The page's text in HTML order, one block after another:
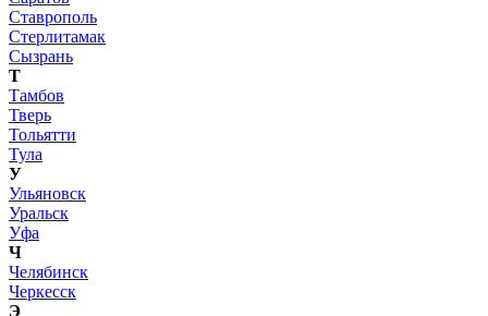
Ставрополь
Стерлитамак
Сызрань
Т
Тамбов
Тверь
Тольятти
Тула
У
Ульяновск
Уральск
Уфа
Ч
Челябинск
Черкесск
Э